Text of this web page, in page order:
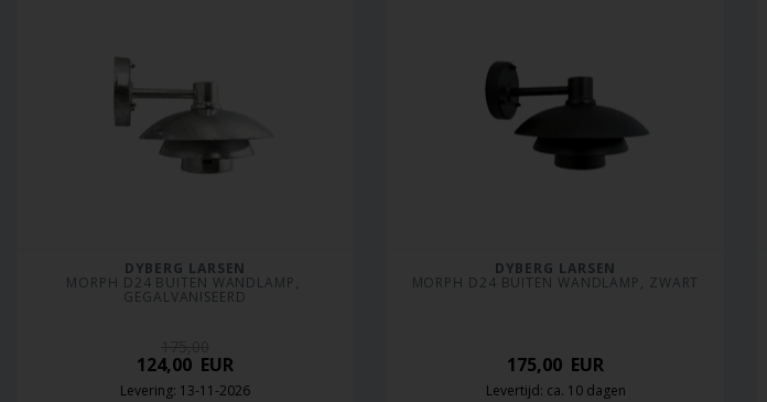
DYBERG LARSEN
MORPH D24 BUITEN WANDLAMP,
GEGALVANISEERD
124,00 EUR
Levering: 13-11-2026
DYBERG LARSEN
MORPH D24 BUITEN WANDLAMP, ZWART
175,00 EUR
Levertijd: ca. 10 dagen